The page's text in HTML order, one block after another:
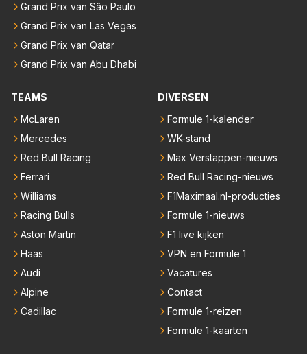
Grand Prix van São Paulo
Grand Prix van Las Vegas
Grand Prix van Qatar
Grand Prix van Abu Dhabi
TEAMS
McLaren
Mercedes
Red Bull Racing
Ferrari
Williams
Racing Bulls
Aston Martin
Haas
Audi
Alpine
Cadillac
DIVERSEN
Formule 1-kalender
WK-stand
Max Verstappen-nieuws
Red Bull Racing-nieuws
F1Maximaal.nl-producties
Formule 1-nieuws
F1 live kijken
VPN en Formule 1
Vacatures
Contact
Formule 1-reizen
Formule 1-kaarten